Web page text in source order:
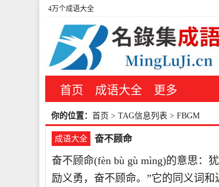
4万个成语大全
首页 成语大全 更多
你的位置： 首页 > TAG信息列表 > FBGM
成语大全 奋不顾命
奋不顾命(fèn bù gù mìng)的意思：
励义勇，奋不顾命。”它的同义词和